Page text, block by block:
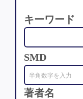
キーワード
SMD
著者名